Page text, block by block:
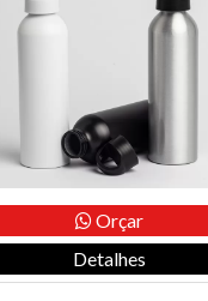
Orçar
Detalhes